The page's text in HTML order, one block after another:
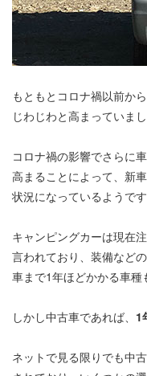
もともとコロナ禍以前か
じわじわと高まっていまし
コロナ禍の影響でさらに
高まることによって、新
状況になっているようです
キャンピングカーは現在
言われており、装備など
車まで1年ほどかかる車種
しかし中古車であれば、 1
ネットで見る限りでも中